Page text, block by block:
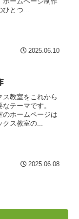
とつ...
2025.06.10
教室をこれから
テーマです。
のホームページは
ス教室の...
2025.06.08